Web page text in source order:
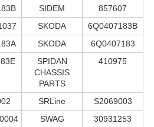
SIDEM
857607
SKODA
6Q0407183B
SKODA
6Q0407183
SPIDAN
CHASSIS
PARTS
410975
SRLine
S2069003
SWAG
30931253